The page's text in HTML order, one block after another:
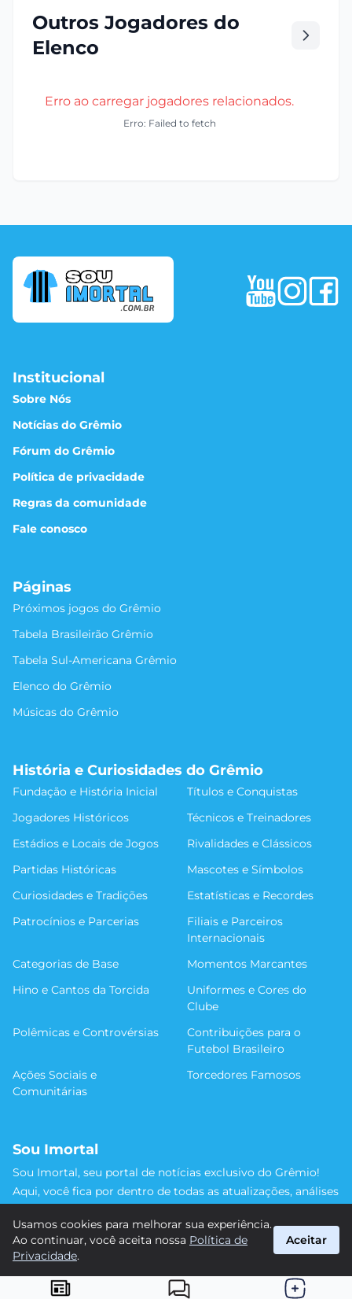
Outros Jogadores do
Elenco
Erro ao carregar jogadores relacionados.
Erro: Failed to fetch
Institucional
Sobre Nós
Notícias do Grêmio
Fórum do Grêmio
Política de privacidade
Regras da comunidade
Fale conosco
Páginas
Próximos jogos do Grêmio
Tabela Brasileirão Grêmio
Tabela Sul-Americana Grêmio
Elenco do Grêmio
Músicas do Grêmio
História e Curiosidades do Grêmio
Fundação e História Inicial
Títulos e Conquistas
Jogadores Históricos
Técnicos e Treinadores
Estádios e Locais de Jogos
Rivalidades e Clássicos
Partidas Históricas
Mascotes e Símbolos
Curiosidades e Tradições
Estatísticas e Recordes
Patrocínios e Parcerias
Filiais e Parceiros
Internacionais
Categorias de Base
Momentos Marcantes
Hino e Cantos da Torcida
Uniformes e Cores do
Clube
Polêmicas e Controvérsias
Contribuições para o
Futebol Brasileiro
Ações Sociais e
Comunitárias
Torcedores Famosos
Sou Imortal
Sou Imortal, seu portal de notícias exclusivo do Grêmio!
Aqui, você fica por dentro de todas as atualizações, análises
detalhe da trajetória do nosso time rumo às vitórias!
#Grêmio #SouImortal
Usamos cookies para melhorar sua experiência.
Ao continuar, você aceita nossa Política de
Privacidade.
Aceitar